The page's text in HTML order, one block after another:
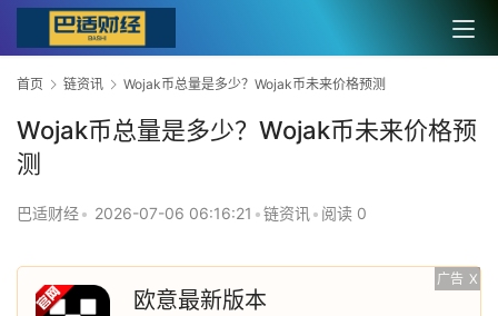
首页 链资讯 Wojak币总量是多少？Wojak币未来价格预测
Wojak币总量是多少？Wojak币未来价格预
测
巴适财经• 2026-07-06 06:16:21 •链资讯 • 阅读 0
广告 X
欧意最新版本